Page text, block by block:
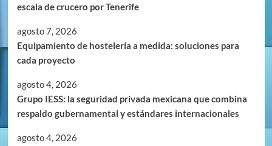
escala de crucero por Tenerife
agosto 7, 2026
Equipamiento de hostelería a medida: soluciones para
cada proyecto
agosto 4, 2026
Grupo IESS: la seguridad privada mexicana que combina
respaldo gubernamental y estándares internacionales
agosto 4, 2026